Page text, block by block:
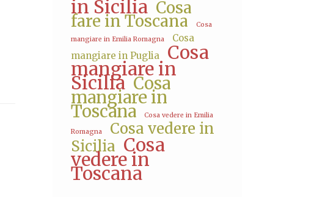
in Sicilia Cosa
fare in Toscana
Cosa
mangiare in Emilia Romagna
Cosa
mangiare in Puglia
Cosa
mangiare in
Sicilia Cosa
mangiare in
Toscana Cosa vedere in Emilia
Romagna
Cosa vedere in
Sicilia Cosa
vedere in
Toscana